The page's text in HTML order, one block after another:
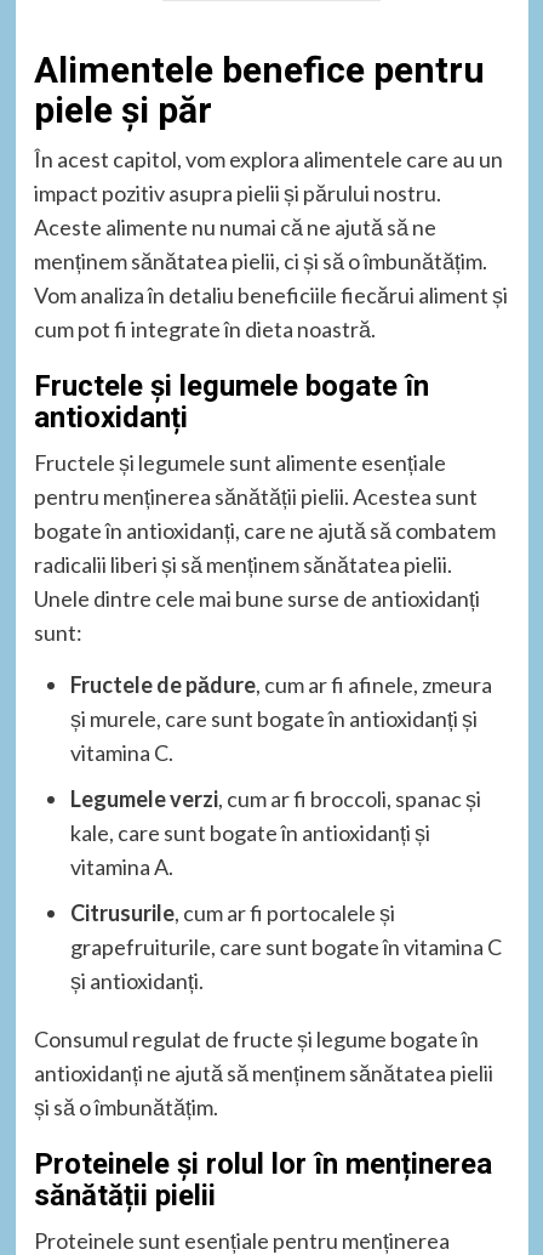
Alimentele benefice pentru
piele și păr
În acest capitol, vom explora alimentele care au un
impact pozitiv asupra pielii și părului nostru.
Aceste alimente nu numai că ne ajută să ne
menținem sănătatea pielii, ci și să o îmbunătățim.
Vom analiza în detaliu beneficiile fiecărui aliment și
cum pot fi integrate în dieta noastră.
Fructele și legumele bogate în
antioxidanți
Fructele și legumele sunt alimente esențiale
pentru menținerea sănătății pielii. Acestea sunt
bogate în antioxidanți, care ne ajută să combatem
radicalii liberi și să menținem sănătatea pielii.
Unele dintre cele mai bune surse de antioxidanți
sunt:
Fructele de pădure, cum ar fi afinele, zmeura
și murele, care sunt bogate în antioxidanți și
vitamina C.
Legumele verzi, cum ar fi broccoli, spanac și
kale, care sunt bogate în antioxidanți și
vitamina A.
Citrusurile, cum ar fi portocalele și
grapefruiturile, care sunt bogate în vitamina C
și antioxidanți.
Consumul regulat de fructe și legume bogate în
antioxidanți ne ajută să menținem sănătatea pielii
și să o îmbunătățim.
Proteinele și rolul lor în menținerea
sănătății pielii
Proteinele sunt esențiale pentru menținerea